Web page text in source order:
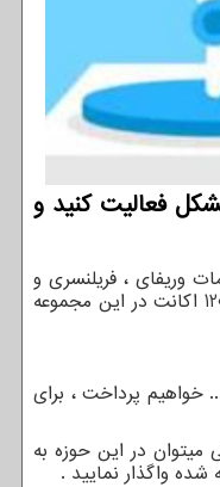
فعالیت كنید و
وریفای ، فریلنسری و
، یا بعبارتی خدمات جامع وریفای حساب و یا خدمات احراز هویت و ... که شامل بیش از 1200 اکانت در این مجموعه
خواهیم پرداخت ، برای
در این حوزه به
واگذار نمایید .